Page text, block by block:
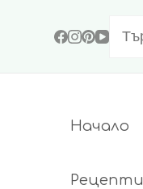
за:
Начало
Рецепти